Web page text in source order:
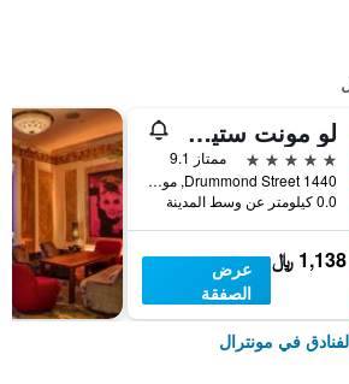
لو مونت ستيفين
5 نجوم
ممتاز 9.1
1440 Drummond Street, مونترال, QC, كندا
0.0 كيلومتر عن وسط المدينة
1,138 ﷼
عرض
الصفقة
في مونترال